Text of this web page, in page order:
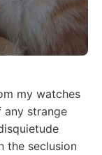
my watches
strange
the seclusion